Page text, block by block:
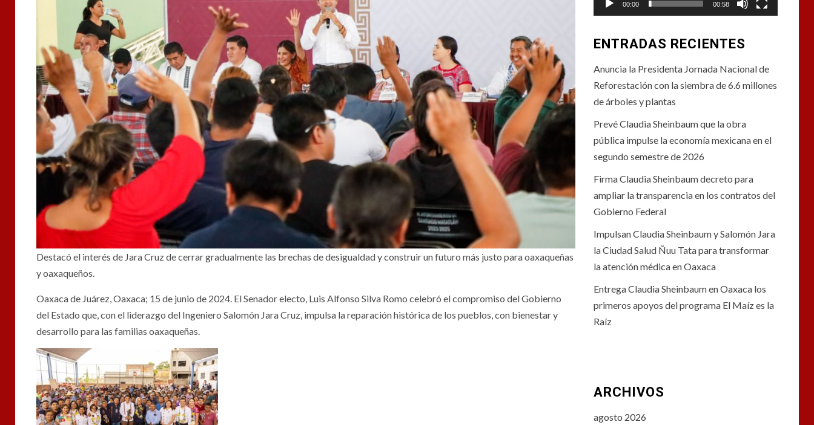
Destacó el interés de Jara Cruz de cerrar gradualmente las brechas de desigualdad y construir un futuro más justo para oaxaqueñas
y oaxaqueños.
Oaxaca de Juárez, Oaxaca; 15 de junio de 2024. El Senador electo, Luis Alfonso Silva Romo celebró el compromiso del Gobierno
del Estado que, con el liderazgo del Ingeniero Salomón Jara Cruz, impulsa la reparación histórica de los pueblos, con bienestar y
desarrollo para las familias oaxaqueñas.
00:00 00:58
ENTRADAS RECIENTES
Anuncia la Presidenta Jornada Nacional de
Reforestación con la siembra de 6.6 millones
de árboles y plantas
Prevé Claudia Sheinbaum que la obra
pública impulse la economía mexicana en el
segundo semestre de 2026
Firma Claudia Sheinbaum decreto para
ampliar la transparencia en los contratos del
Gobierno Federal
Impulsan Claudia Sheinbaum y Salomón Jara
la Ciudad Salud Ñuu Tata para transformar
la atención médica en Oaxaca
Entrega Claudia Sheinbaum en Oaxaca los
primeros apoyos del programa El Maíz es la
Raíz
ARCHIVOS
agosto 2026